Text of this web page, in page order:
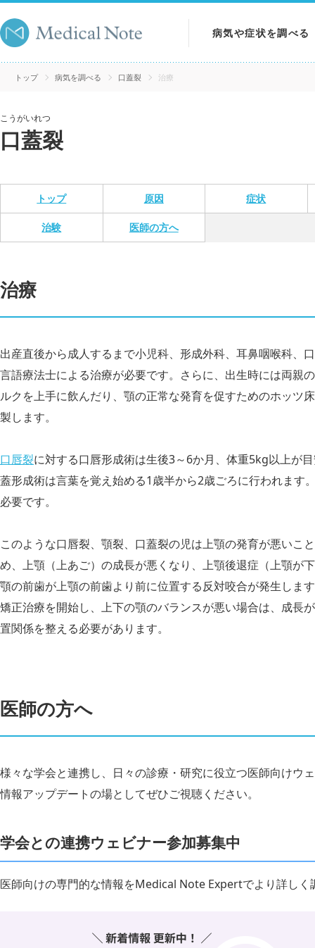
病気や症状を調べる
病気を調べる
トップ 病気を調べる 口蓋裂 治療
こうがいれつ
口蓋裂
トップ 原因 症状
治験 医師の方へ
治療
出産直後から成人するまで小児科、形成外科、耳鼻咽喉科、
言語療法士による治療が必要です。さらに、出生時には両親
ルクを上手に飲んだり、顎の正常な発育を促すためのホッツ
製します。
口唇裂に対する口唇形成術は生後3～6か月、体重5kg以上が
蓋形成術は言葉を覚え始める1歳半から2歳ごろに行われます
必要です。
このような口唇裂、顎裂、口蓋裂の児は上顎の発育が悪いこ
め、上顎（上あご）の成長が悪くなり、上顎後退症（上顎が
顎の前歯が上顎の前歯より前に位置する反対咬合が発生しま
矯正治療を開始し、上下の顎のバランスが悪い場合は、成長
置関係を整える必要があります。
医師の方へ
様々な学会と連携し、日々の診療・研究に役立つ医師向けウ
情報アップデートの場としてぜひご視聴ください。
学会との連携ウェビナー参加募集中
医師向けの専門的な情報をMedical Note Expertでより詳しく